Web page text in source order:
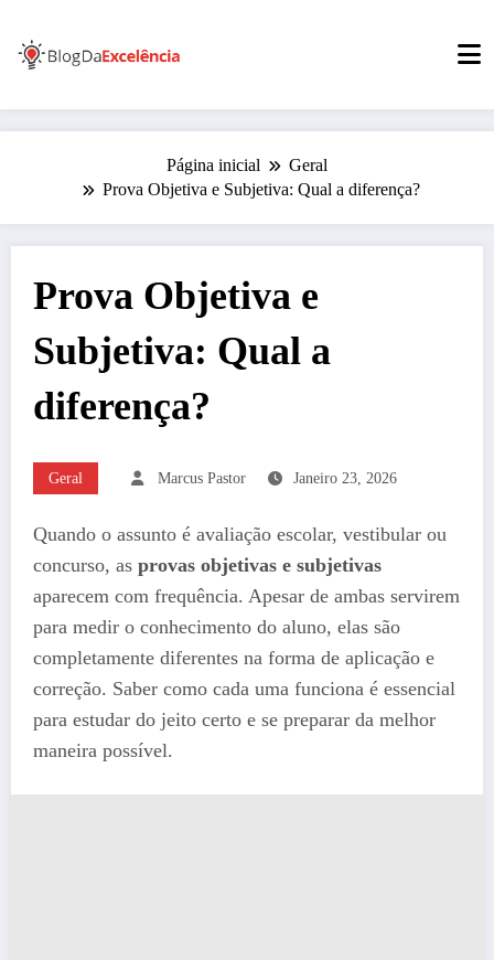
para
conteúdo
Página inicial
Geral
Prova Objetiva e Subjetiva: Qual a diferença?
Prova Objetiva e
Subjetiva: Qual a
diferença?
Geral Marcus Pastor Janeiro 23, 2026
Quando o assunto é avaliação escolar, vestibular ou
concurso, as provas objetivas e subjetivas
aparecem com frequência. Apesar de ambas servirem
para medir o conhecimento do aluno, elas são
completamente diferentes na forma de aplicação e
correção. Saber como cada uma funciona é essencial
para estudar do jeito certo e se preparar da melhor
maneira possível.